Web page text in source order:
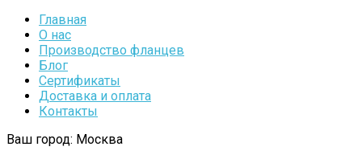
Главная
О нас
Производство фланцев
Блог
Сертификаты
Доставка и оплата
Контакты
Ваш город: Москва